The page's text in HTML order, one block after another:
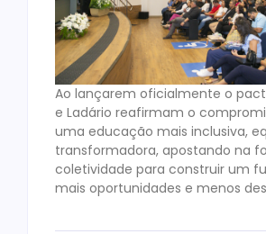
Ao lançarem oficialmente o
e Ladário reafirmam o
uma educação mais inclusiva,
transformadora, apostando na
coletividade para construir um
mais oportunidades e menos